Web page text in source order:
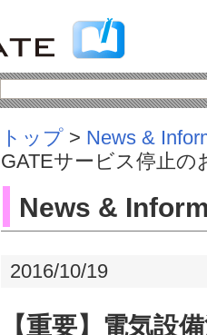
トップ > News &
GATEサービス停止の
News &
2016/10/19
【重要】電気設